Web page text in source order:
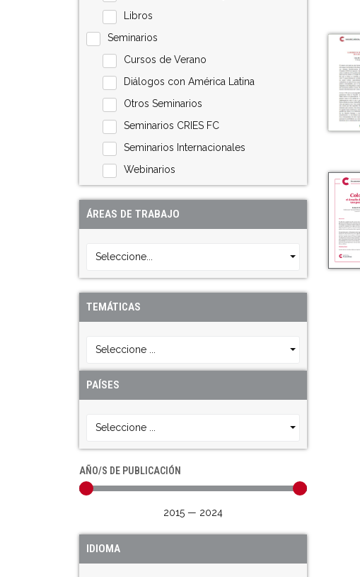
Libros
Seminarios
Cursos de Verano
Diálogos con América Latina
Otros Seminarios
Seminarios CRIES FC
Seminarios Internacionales
Webinarios
ÁREAS DE TRABAJO
Seleccione...
TEMÁTICAS
Seleccione ...
PAÍSES
Seleccione ...
AÑO/S DE PUBLICACIÓN
2015 — 2024
IDIOMA